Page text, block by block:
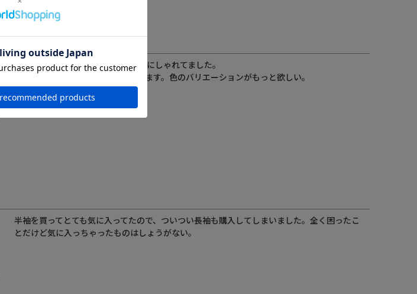
ブラックを購入しました。写真以上にしゃれてました。
手触り、着心地とても気に入っています。色のバリエーションがもっと欲しい。
半袖を買ってとても気に入ってたので、ついつい長袖も購入してしまいました。全く困ったこ
とだけど気に入っちゃったものはしょうがない。